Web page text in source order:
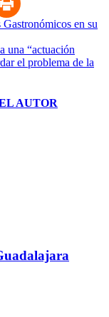
en su
una “actuación
el problema de la
AUTOR